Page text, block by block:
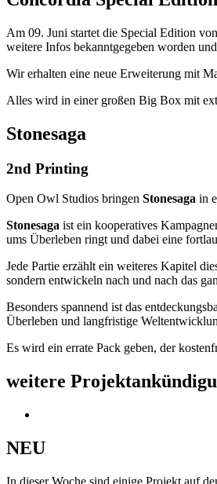
Am 09. Juni startet die Special Edition von
weitere Infos bekanntgegeben worden
Wir erhalten eine neue Erweiterung mit
Alles wird in einer großen Big Box mit
Stonesaga
2nd Printing
Open Owl Studios bringen Stonesaga in
Stonesaga ist ein kooperatives
ums Überleben ringt und dabei eine
Jede Partie erzählt ein weiteres Kapitel
sondern entwickeln nach und nach das
Besonders spannend ist das
Überleben und langfristige
Es wird ein errate Pack geben, der
weitere
NEU
In dieser Woche sind einige Projekt auf